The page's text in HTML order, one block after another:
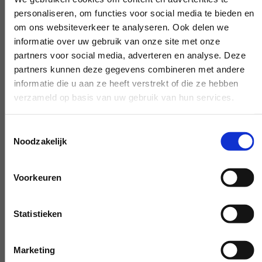
personaliseren, om functies voor social media te bieden en
om ons websiteverkeer te analyseren. Ook delen we
informatie over uw gebruik van onze site met onze
partners voor social media, adverteren en analyse. Deze
partners kunnen deze gegevens combineren met andere
informatie die u aan ze heeft verstrekt of die ze hebben
verzameld op basis van uw gebruik van hun services.
Noodzakelijk
Voorkeuren
Statistieken
Marketing
Heb je een vraag die onze
werkzaamheden raakt, pak de telefoon en
stel je vraag. Onze experts scheppen
duidelijkheid on demand.
Heb je onze hulp nodig, buiten de
bespreekbaar, dan maken we het - als het